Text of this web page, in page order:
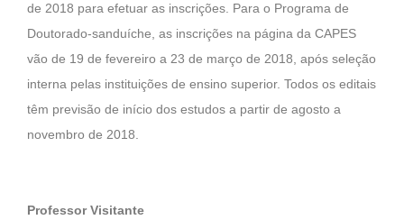
de 2018 para efetuar as inscrições. Para o Programa de
Doutorado-sanduíche, as inscrições na página da CAPES
vão de 19 de fevereiro a 23 de março de 2018, após seleção
interna pelas instituições de ensino superior. Todos os editais
têm previsão de início dos estudos a partir de agosto a
novembro de 2018.
Professor Visitante